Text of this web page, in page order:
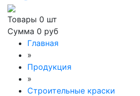
Товары 0 шт
Сумма 0 руб
Главная
»
Продукция
»
Строительные краски